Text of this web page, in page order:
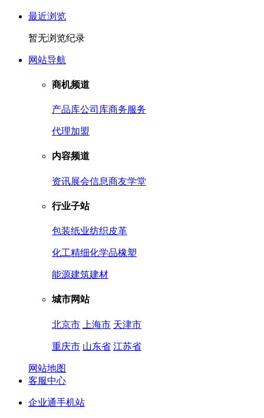
最近浏览
暂无浏览纪录
网站导航
商机频道
产品库公司库商务服务
代理加盟
内容频道
资讯展会信息商友学堂
行业子站
包装纸业纺织皮革
化工精细化学品橡塑
能源建筑建材
城市网站
北京市 上海市 天津市
重庆市 山东省 江苏省
网站地图
客服中心
企业通手机站